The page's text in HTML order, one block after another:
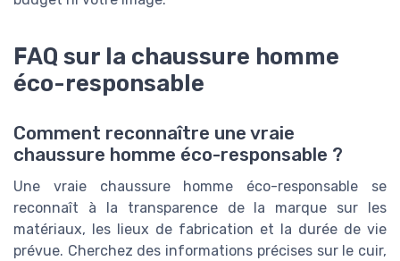
FAQ sur la chaussure homme
éco-responsable
Comment reconnaître une vraie
chaussure homme éco-responsable ?
Une vraie chaussure homme éco-responsable se
reconnaît à la transparence de la marque sur les
matériaux, les lieux de fabrication et la durée de vie
prévue. Cherchez des informations précises sur le cuir,